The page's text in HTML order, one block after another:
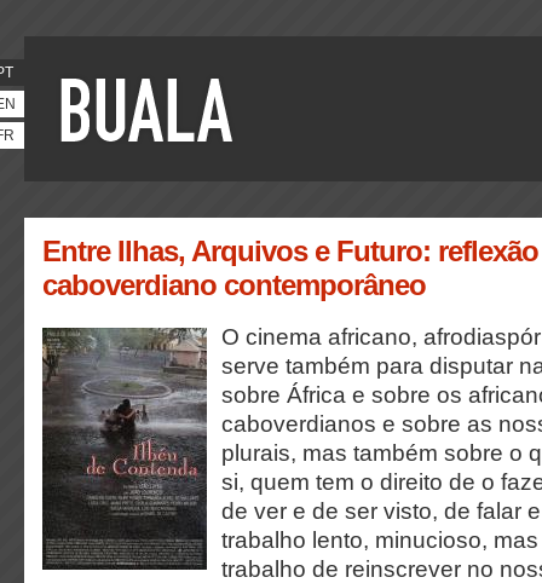
Entre Ilhas, Arquivos e Futuro:
caboverdiano contemporâneo
O cinema africano,
serve também para disputar
sobre África e sobre os
caboverdianos e sobre as
plurais, mas também sobre o
si, quem tem o direito de o
de ver e de ser visto, de falar
trabalho lento, minucioso,
trabalho de reinscrever no